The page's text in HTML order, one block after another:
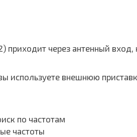
через антенный вход,
используете внешнюю
по частотам
частоты